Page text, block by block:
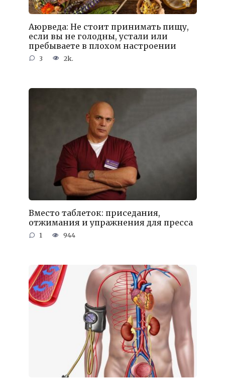
Аюрведа: Не стоит принимать пищу,
если вы не голодны, устали или
пребываете в плохом настроении
3 2k.
Вместо таблеток: приседания,
отжимания и упражнения для пресса
1 944